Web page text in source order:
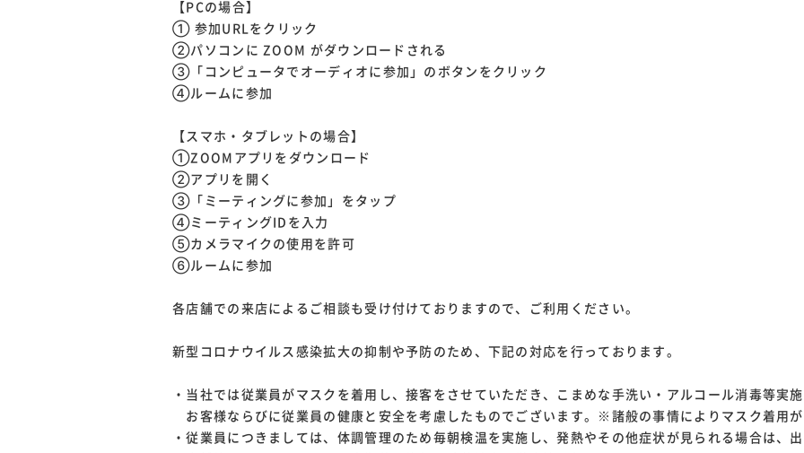
【PCの場合】
① 参加URLをクリック
②パソコンに ZOOM がダウンロードされる
③「コンピュータでオーディオに参加」のボタンをクリック
④ルームに参加
【スマホ・タブレットの場合】
①ZOOMアプリをダウンロード
②アプリを開く
③「ミーティングに参加」をタップ
④ミーティングIDを入力
⑤カメラマイクの使用を許可
⑥ルームに参加
各店舗での来店によるご相談も受け付けておりますので、ご利用ください。
新型コロナウイルス感染拡大の抑制や予防のため、下記の対応を行っております。
・当社では従業員がマスクを着用し、接客をさせていただき、こまめな手洗い・アルコール消毒等実施
お客様ならびに従業員の健康と安全を考慮したものでございます。※諸般の事情によりマスク着用が
・従業員につきましては、体調管理のため毎朝検温を実施し、発熱やその他症状が見られる場合は、出